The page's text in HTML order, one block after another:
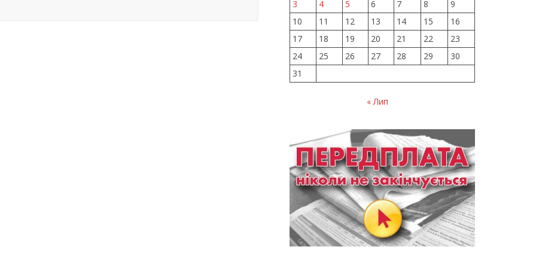
3 4 5 6 7 8
9
10
11 12 13 14 15
16
17
18 19 20 21 22
23
24
25 26 27 28 29
30
31
« Лип